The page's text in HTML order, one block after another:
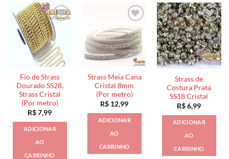
várias
variantes.
As
opções
podem
ser
escolhidas
na
página
do
produto
várias
variantes.
As
opções
podem
ser
escolhidas
na
página
do
várias
variantes.
As
opções
podem
ser
escolhidas
na
página
do
produto
Fio de Strass
Dourado SS28,
Strass Cristal
(Por metro)
R$7,99
ADICIONAR
AO
CARRINHO
Strass Meia Cana
Cristal 8mm
(Por metro)
R$ 12,99
ADICIONAR
AO
CARRINHO
Strass de
Costura Prata
SS18 Cristal
R$6,99
ADICIONAR
AO
CARRINHO